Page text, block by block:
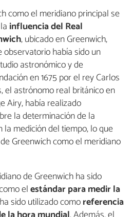
como el meridiano principal se
influencia del Real
, ubicado en Greenwich,
había sido un
astronómico y de
en 1675 por el rey Carlos
el astrónomo real británico en
Airy, había realizado
la determinación de la
la medición del tiempo, lo que
Greenwich como el meridiano
de Greenwich ha sido
elestándar para medir la
sido utilizado comoreferencia